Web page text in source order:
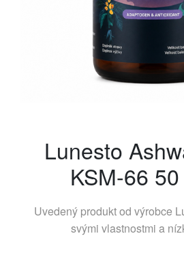
Lunesto
KSM-66
Uvedený produkt od výrobce
svými vlastnostmi a